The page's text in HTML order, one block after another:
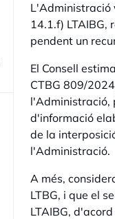
L'Administració
14.1.f)
pendent un
El Consell
CTBG 809/
l'Administració,
d'informació
de la
l'Administració.
A més,
LTBG, i que el
LTAIBG,